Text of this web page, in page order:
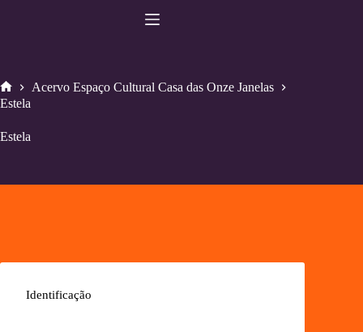
Home
Acervo Espaço Cultural Casa das Onze Janelas
Estela
Estela
Identificação